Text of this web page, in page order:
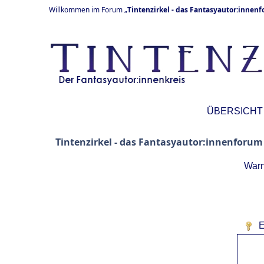
Willkommen im Forum „Tintenzirkel - das
ÜBERSICHT
Tintenzirkel - das Fantasyautor:innenforum